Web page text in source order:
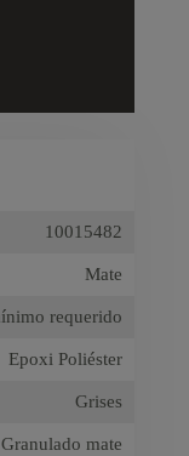
10015482
Mate
requerido
Epoxi Poliéster
Grises
Granulado mate